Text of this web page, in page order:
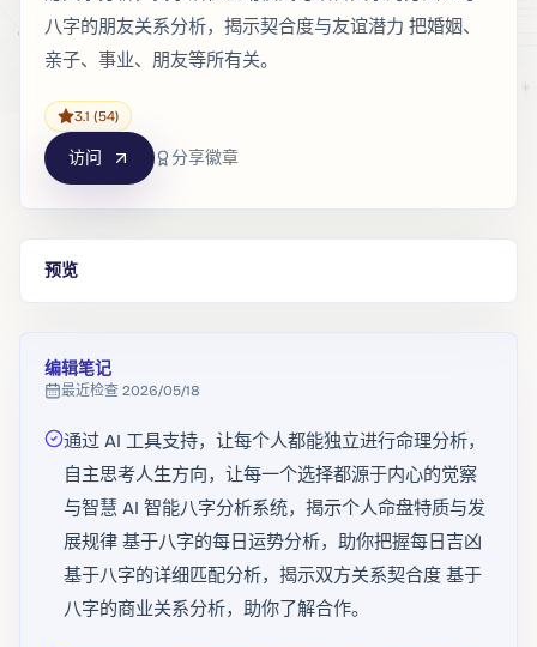
八字的朋友关系分析，揭示契合度与友谊潜力 把婚姻、
亲子、事业、朋友等所有关。
3.1 (54)
访问 分享徽章
预览
编辑笔记
最近检查 2026/05/18
通过 AI 工具支持，让每个人都能独立进行命理分析，
自主思考人生方向，让每一个选择都源于内心的觉察
与智慧 AI 智能八字分析系统，揭示个人命盘特质与发
展规律 基于八字的每日运势分析，助你把握每日吉凶
基于八字的详细匹配分析，揭示双方关系契合度 基于
八字的商业关系分析，助你了解合作。